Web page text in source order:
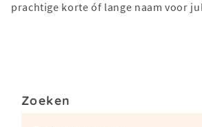
prachtige korte óf lange naam voor
Zoeken